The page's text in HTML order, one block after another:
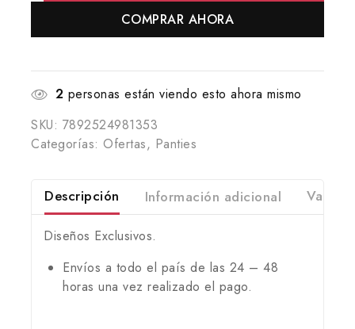
COMPRAR AHORA
2 personas están viendo esto ahora mismo
SKU: 7892524981353
Categorías: Ofertas, Panties
Descripción Información adicional
Diseños Exclusivos.
Envíos a todo el país de las 24 – 48
horas una vez realizado el pago.